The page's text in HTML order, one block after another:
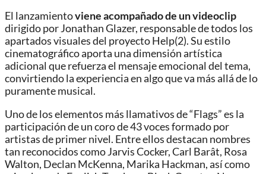
El lanzamientoviene acompañado de un videoclip
dirigido porJonathan Glazer, responsable de todos los
apartados visuales del proyecto Help(2). Su estilo
cinematográfico aporta una dimensión artística
adicional que refuerza el mensaje emocional del tema,
convirtiendo la experiencia en algo que va más allá de lo
puramente musical.
Uno de los elementos más llamativos de “Flags” es la
participación de un coro de 43 voces formado por
artistas de primer nivel. Entre ellos destacan nombres
tan reconocidos comoJarvis Cocker,Carl Barât, Rosa
Walton, Declan McKenna, Marika Hackman, así como